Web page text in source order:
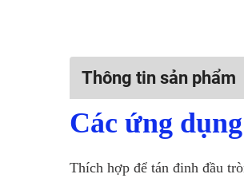
Thông tin sản phẩm
Các ứng
Thích hợp để tán đinh đầu